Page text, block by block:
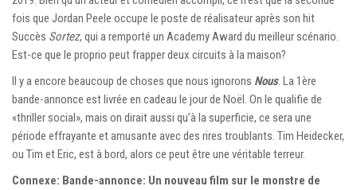
fois que Jordan Peele occupe le poste de réalisateur après son hit
Succès Sortez, qui a remporté un Academy Award du meilleur scénario.
Est-ce que le proprio peut frapper deux circuits à la maison?
Il y a encore beaucoup de choses que nous ignorons Nous. La 1ère
bande-annonce est livrée en cadeau le jour de Noël. On le qualifie de
«thriller social», mais on dirait aussi qu’à la superficie, ce sera une
période effrayante et amusante avec des rires troublants. Tim Heidecker,
ou Tim et Eric, est à bord, alors ce peut être une véritable terreur.
Connexe: Bande-annonce: Un nouveau film sur le monstre de